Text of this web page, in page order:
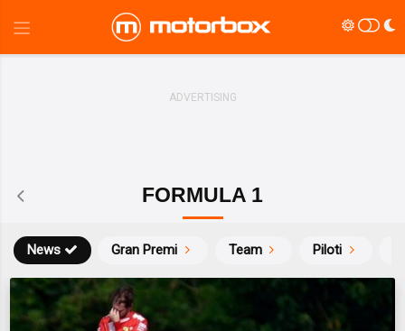
FORMULA 1
News Gran Premi Team Piloti